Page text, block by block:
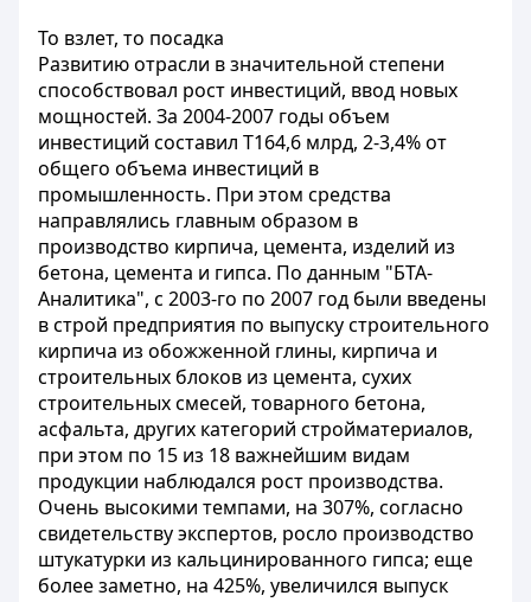
То взлет, то посадка
Развитию отрасли в значительной степени
способствовал рост инвестиций, ввод новых
мощностей. За 2004-2007 годы объем
инвестиций составил Т164,6 млрд, 2-3,4% от
общего объема инвестиций в
промышленность. При этом средства
направлялись главным образом в
производство кирпича, цемента, изделий из
бетона, цемента и гипса. По данным "БТА-
Аналитика", с 2003-го по 2007 год были введены
в строй предприятия по выпуску строительного
кирпича из обожженной глины, кирпича и
строительных блоков из цемента, сухих
строительных смесей, товарного бетона,
асфальта, других категорий стройматериалов,
при этом по 15 из 18 важнейшим видам
продукции наблюдался рост производства.
Очень высокими темпами, на 307%, согласно
свидетельству экспертов, росло производство
штукатурки из кальцинированного гипса; еще
более заметно, на 425%, увеличился выпуск